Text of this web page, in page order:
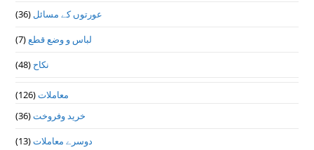
عورتوں کے مسائل (36)
لباس و وضع قطع(7)
نکاح (48)
معاملات(126)
خرید وفروخت(36)
دوسرے معاملات(13)